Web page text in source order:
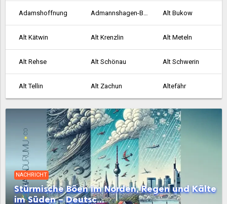
Adamshoffnung Admannshagen-Bargeshagen Alt Bukow
Alt Kätwin Alt Krenzlin Alt Meteln
Alt Rehse Alt Schönau Alt Schwerin
Alt Tellin Alt Zachun Altefähr
Altenkirchen Altenpleen Altentreptow
Altkalen Altwarp Altwigshagen
Ankershagen Anklam Bad Doberan
Bad Kleinen Bad Sülze Badow
NACHRICHT
Stürmische Böen im Norden, Regen und Kälte
im Süden – Deutsc...